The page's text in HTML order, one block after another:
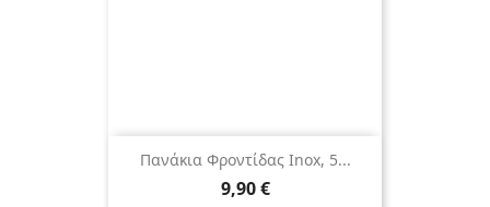
Πανάκια Φροντίδας Inox, 5...
9,90 €